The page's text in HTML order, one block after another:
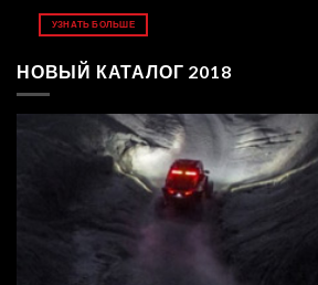
УЗНАТЬ БОЛЬШЕ
НОВЫЙ КАТАЛОГ 2018